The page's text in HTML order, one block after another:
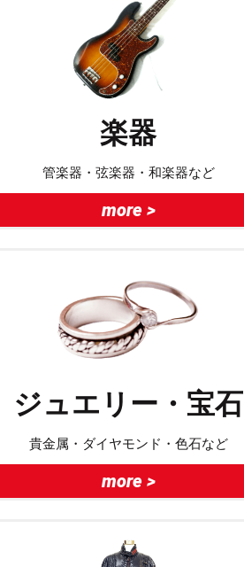
楽器
管楽器・弦楽器・和楽器など
more >
ジュエリー・宝石
貴金属・ダイヤモンド・色石など
more >